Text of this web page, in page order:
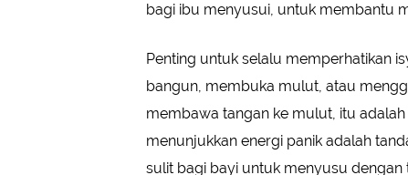
bagi ibu menyusui, untuk membantu
Penting untuk selalu memperhatikan
bangun, membuka mulut, atau
membawa tangan ke mulut, itu
menunjukkan energi panik adalah
sulit bagi bayi untuk menyusu